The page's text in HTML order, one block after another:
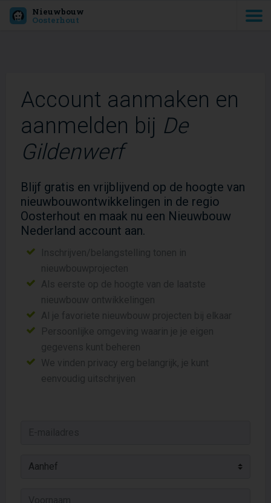
Nieuwbouw
Oosterhout
Account aanmaken en
aanmelden bij De
Gildenwerf
Blijf gratis en vrijblijvend op de hoogte van
nieuwbouwontwikkelingen in de regio
Oosterhout en maak nu een Nieuwbouw
Nederland account aan.
Inschrijven/belangstelling tonen in
nieuwbouwprojecten
Als eerste op de hoogte van de laatste
nieuwbouw ontwikkelingen
Al je favoriete nieuwbouw projecten bij elkaar
Persoonlijke omgeving waarin je je eigen
gegevens kunt beheren
We vinden privacy erg belangrijk, je kunt
eenvoudig uitschrijven